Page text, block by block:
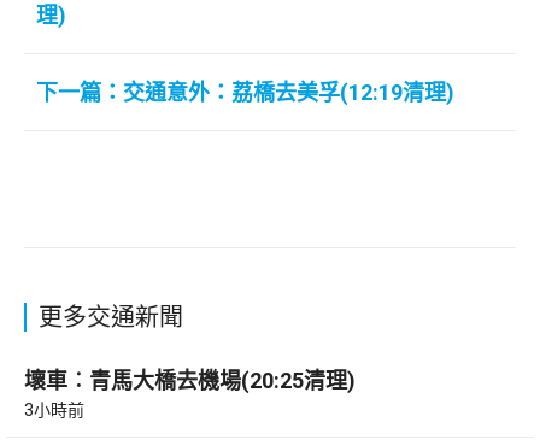
理)
下一篇：交通意外：荔橋去美孚(12:19清理)
更多交通新聞
壞車︰青馬大橋去機場(20:25清理)
3小時前